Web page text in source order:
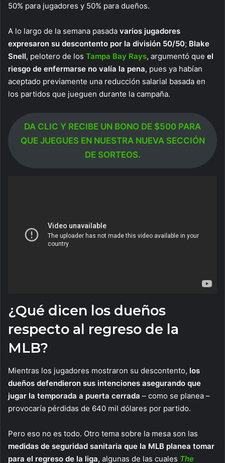
50% para jugadores y 50% para dueños.
A lo largo de la semana pasada varios jugadores
expresaron su descontento por la división 50/50; Blake
Snell, pelotero de los Tampa Bay Rays, argumentó que el
riesgo de enfermarse no valía la pena, pues ya habían
aceptado previamente una reducción salarial basada en
los partidos que jueguen durante la campaña.
DA CLIC Y RECIBE UN BONO DE $500 PARA
QUE JUEGUES EN NUESTRA NUEVA SECCIÓN
DE SORTEOS.
¿Qué dicen los dueños
respecto al regreso de la
MLB?
Mientras los jugadores mostraron su descontento, los
dueños defendieron sus intenciones asegurando que
jugar la temporada a puerta cerrada – como se planea –
provocaría pérdidas de 640 mil dólares por partido.
Pero eso no es todo. Otro tema sobre la mesa son las
medidas de seguridad sanitaria que la MLB planea tomar
para el regreso de la liga, algunas de las cuales The